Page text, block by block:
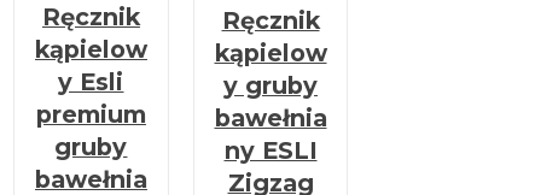
Ręcznik
kąpielow
y Esli
premium
gruby
bawełnia
Ręcznik
kąpielow
y gruby
bawełnia
ny ESLI
Zigzag